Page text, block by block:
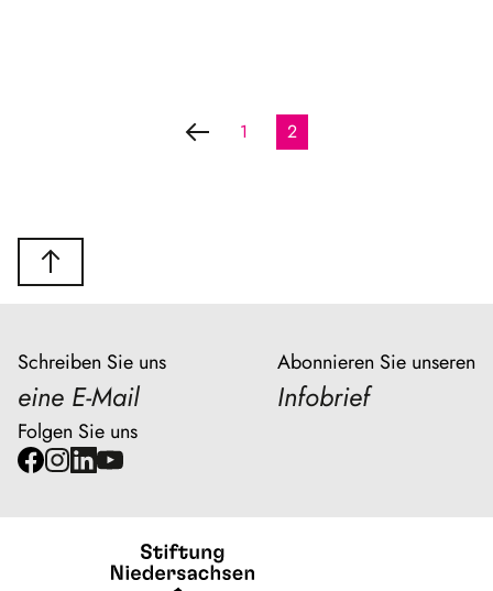
1 2
Schreiben Sie uns
eine E-Mail
Abonnieren Sie unseren
Infobrief
Folgen Sie uns